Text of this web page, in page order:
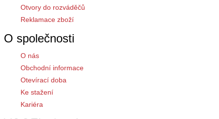
Otvory do rozváděčů
Reklamace zboží
O společnosti
O nás
Obchodní informace
Otevírací doba
Ke stažení
Kariéra